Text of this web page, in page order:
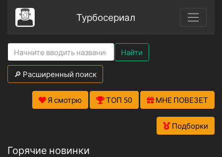
Турбосериал
Найти
🔎 Расширенный поиск
Я смотрю ТОП 50 МНЕ ПОВЕЗЕТ
Подборки
Горячие новинки